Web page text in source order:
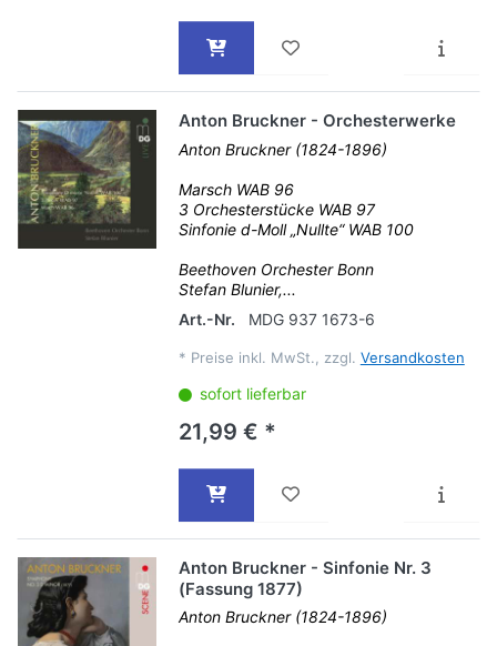
Anton Bruckner - Orchesterwerke
Anton Bruckner (1824-1896)
Marsch WAB 96
3 Orchesterstücke WAB 97
Sinfonie d-Moll „Nullte“ WAB 100
Beethoven Orchester Bonn
Stefan Blunier,...
Art.-Nr.
MDG 937 1673-6
* Preise inkl. MwSt., zzgl. Versandkosten
sofort lieferbar
21,99 € *
Anton Bruckner - Sinfonie Nr. 3
(Fassung 1877)
Anton Bruckner (1824-1896)